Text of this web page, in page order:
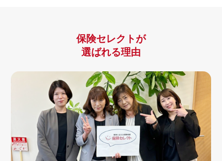
保険セレクトが
選ばれる理由